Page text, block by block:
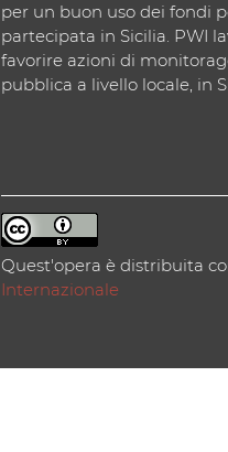
per un buon uso dei fondi
partecipata in Sicilia. PWI
favorire azioni di
pubblica a livello locale, in
Quest'opera è distribuita
Internazionale